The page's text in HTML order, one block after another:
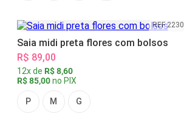
REF 2230
Saia midi preta flores com bolsos
R$ 89,00
12x de R$ 8,60
R$ 85,00no PIX
P M G